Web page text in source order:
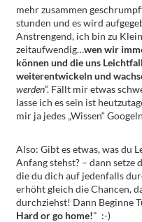
mehr zusammen
stunden und es wird
Anstrengend, ich bin zu
zeitaufwendig…wen wir
können und die uns
weiterentwickeln und
werden“. Fällt mir etwas
lasse ich es sein ist
mir ja jedes „Wissen“
Also: Gibt es etwas, was du
Anfang stehst? – dann
die du dich auf jedenfalls
erhöht gleich die Chancen,
durchziehst! Dann Beginne
Hard or go home!" :-)